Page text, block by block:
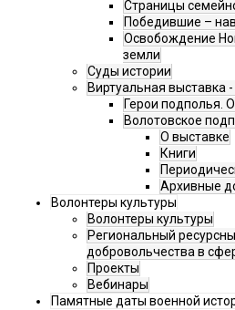
Страницы
Победившие –
Освобождение
земли
Суды истории
Виртуальная выставка
Герои подполья.
Волотовское
О выставке
Книги
Архивные
Волонтеры культуры
Волонтеры культуры
Региональный
добровольчества в
Проекты
Вебинары
Памятные даты военной